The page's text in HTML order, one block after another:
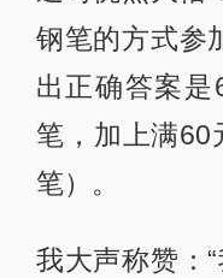
钢笔的方式参
出正确答案
笔，加上满60
笔）。
我大声称赞：